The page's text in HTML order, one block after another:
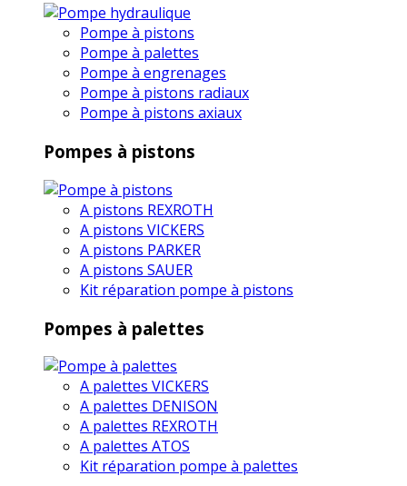
Pompe à pistons
Pompe à palettes
Pompe à engrenages
Pompe à pistons radiaux
Pompe à pistons axiaux
Pompes à pistons
A pistons REXROTH
A pistons VICKERS
A pistons PARKER
A pistons SAUER
Kit réparation pompe à pistons
Pompes à palettes
A palettes VICKERS
A palettes DENISON
A palettes REXROTH
A palettes ATOS
Kit réparation pompe à palettes